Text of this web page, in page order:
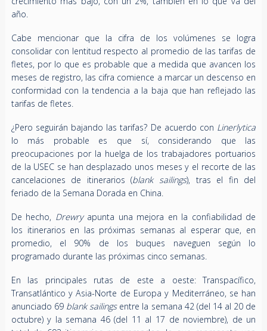
año.
Cabe mencionar que la cifra de los volúmenes se logra
consolidar con lentitud respecto al promedio de las tarifas de
fletes, por lo que es probable que a medida que avancen los
meses de registro, las cifra comience a marcar un descenso en
conformidad con la tendencia a la baja que han reflejado las
tarifas de fletes.
¿Pero seguirán bajando las tarifas? De acuerdo con Linerlytica
lo más probable es que sí, considerando que las
preocupaciones por la huelga de los trabajadores portuarios
de la USEC se han desplazado unos meses y el recorte de las
cancelaciones de itinerarios (blank sailings), tras el fin del
feriado de la Semana Dorada en China.
De hecho, Drewryapunta una mejora en la confiabilidad de
los itinerarios en las próximas semanas al esperar que, en
promedio, el 90% de los buques naveguen según lo
programado durante las próximas cinco semanas.
En las principales rutas de este a oeste: Transpacífico,
Transatlántico y Asia-Norte de Europa y Mediterráneo, se han
anunciado 69 blank sailingsentre la semana 42 (del 14 al 20 de
octubre) y la semana 46 (del 11 al 17 de noviembre), de un